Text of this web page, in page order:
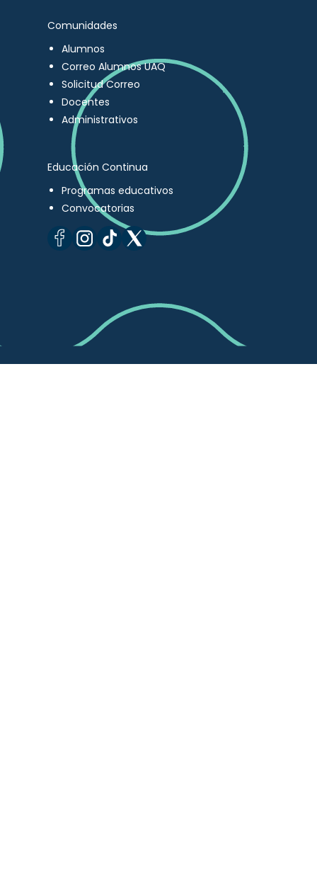
Comunidades
Alumnos
Correo Alumnos UAQ
Solicitud Correo
Docentes
Administrativos
Educación Continua
Programas educativos
Convocatorias